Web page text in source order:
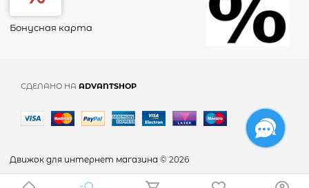
Бонусная карта
СДЕЛАНО НА ADVANTSHOP
Движок для интернет магазина © 2026